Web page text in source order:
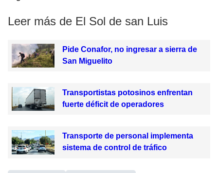
Leer más de El Sol de san Luis
Pide Conafor, no ingresar a sierra de
San Miguelito
Transportistas potosinos enfrentan
fuerte déficit de operadores
Transporte de personal implementa
sistema de control de tráfico